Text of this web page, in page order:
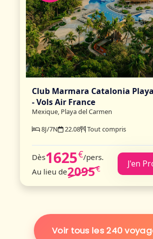
Club Marmara Catalonia
- Vols Air France
Mexique, Playa del Carmen
8J/7N
22.08 Tout compris
Dès1625€/pers.
Au lieu de2095€ J'en
Voir tous les 240